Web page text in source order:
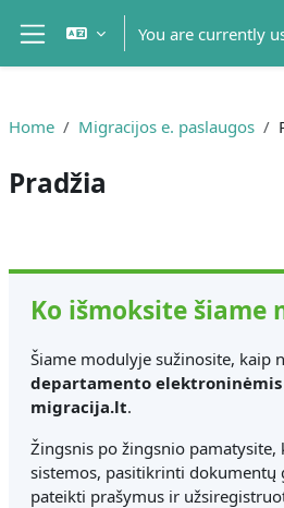
Skip to main content
Side panel
You are currently
Home Migracijos e. paslaugos
Pradžia
Ko išmoksite šiame
Šiame modulyje sužinosite, kaip
departamento elektroninėmis
migracija.lt.
Žingsnis po žingsnio
sistemos, pasitikrinti dokumentų
pateikti prašymus ir